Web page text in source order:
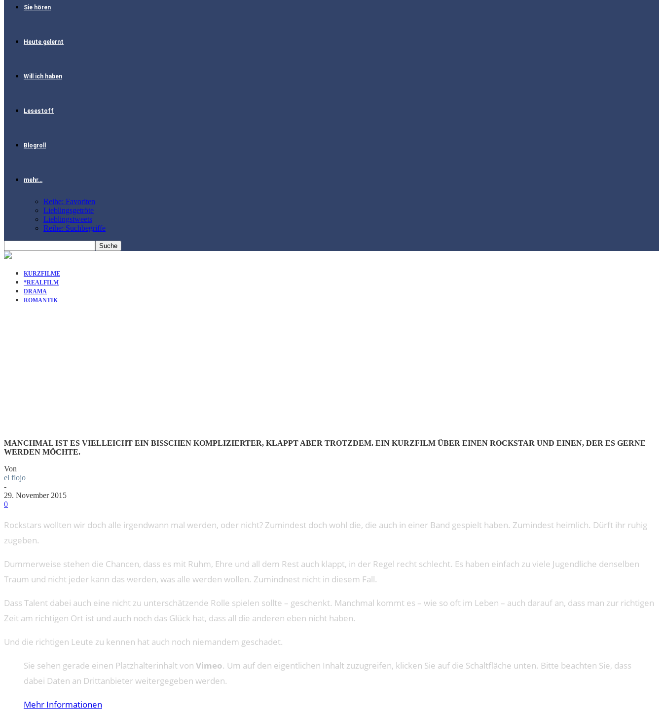
Sie hören
Heute gelernt
Will ich haben
Lesestoff
Blogroll
mehr…
Reihe: Favoriten
Lieblingsgetröte
Lieblingstweets
Reihe: Suchbegriffe
KURZFILME
*REALFILM
DRAMA
ROMANTIK
MANCHMAL IST ES VIELLEICHT EIN BISSCHEN KOMPLIZIERTER, KLAPPT ABER TROTZDEM. EIN KURZFILM ÜBER EINEN ROCKSTAR UND EINEN, DER ES GERNE
WERDEN MÖCHTE.
Von
el flojo
-
29. November 2015
0
Rockstars wollten wir doch alle irgendwann mal werden, oder nicht? Zumindest doch wohl die, die auch in einer Band gespielt haben. Zumindest heimlich. Dürft ihr ruhig
zugeben.
Dummerweise stehen die Chancen, dass es mit Ruhm, Ehre und all dem Rest auch klappt, in der Regel recht schlecht. Es haben einfach zu viele Jugendliche denselben
Traum und nicht jeder kann das werden, was alle werden wollen. Zumindnest nicht in diesem Fall.
Dass Talent dabei auch eine nicht zu unterschätzende Rolle spielen sollte – geschenkt. Manchmal kommt es – wie so oft im Leben – auch darauf an, dass man zur richtigen
Zeit am richtigen Ort ist und auch noch das Glück hat, dass all die anderen eben nicht haben.
Und die richtigen Leute zu kennen hat auch noch niemandem geschadet.
Sie sehen gerade einen Platzhalterinhalt von Vimeo. Um auf den eigentlichen Inhalt zuzugreifen, klicken Sie auf die Schaltfläche unten. Bitte beachten Sie, dass
dabei Daten an Drittanbieter weitergegeben werden.
Mehr Informationen